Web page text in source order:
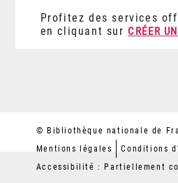
Profitez des services
en cliquant sur CRÉER
© Bibliothèque nationale de
Mentions légales
Conditions
Accessibilité : Partiellement